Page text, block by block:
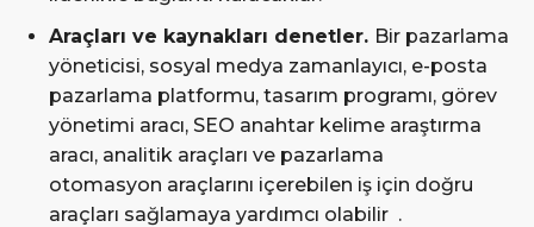
Araçları ve kaynakları denetler. Bir pazarlama
yöneticisi, sosyal medya zamanlayıcı, e-posta
pazarlama platformu, tasarım programı, görev
yönetimi aracı, SEO anahtar kelime araştırma
aracı, analitik araçları ve pazarlama
otomasyon araçlarını içerebilen iş için doğru
araçları sağlamaya yardımcı olabilir .